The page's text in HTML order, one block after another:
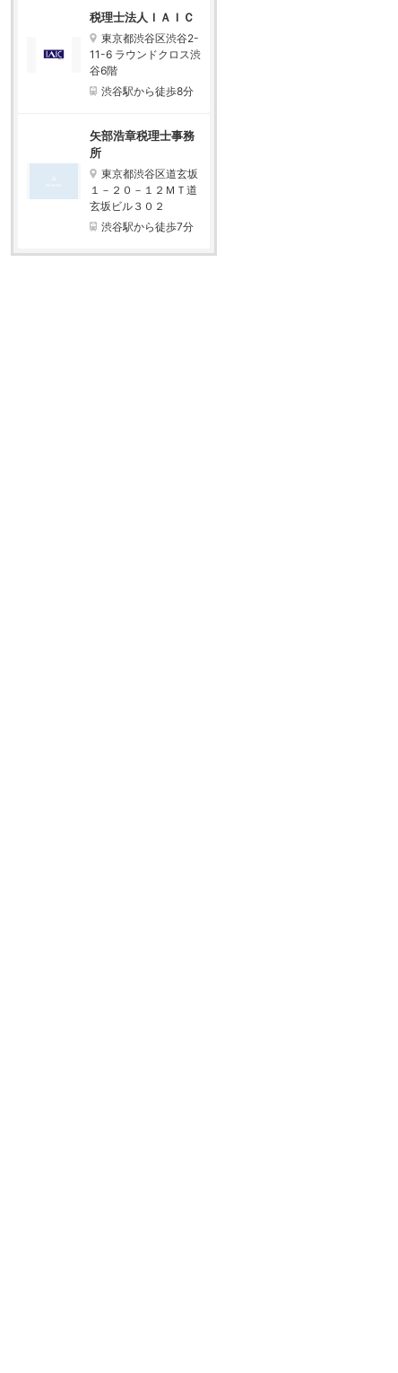
税理士法人ＩＡＩＣ
東京都渋谷区渋谷2-
11-6 ラウンドクロス渋
谷6階
渋谷駅から徒歩8分
矢部浩章税理士事務
所
東京都渋谷区道玄坂
１－２０－１２ＭＴ道
玄坂ビル３０２
渋谷駅から徒歩7分